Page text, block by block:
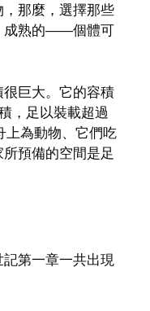
那麼，選擇那些
成熟的——個體可
巨大。它的容積
，足以裝載超過
上為動物、它們吃
預備的空間是足
第一章一共出現